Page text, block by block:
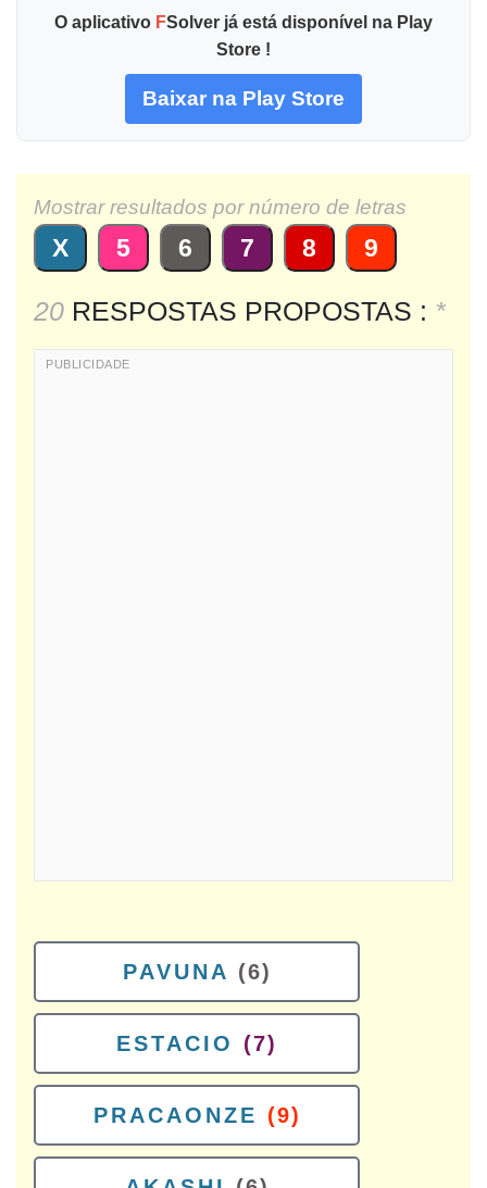
O aplicativo FSolver já está disponível na Play
Store !
Baixar na Play Store
Mostrar resultados por número de letras
X 5 6 7 8 9
20 RESPOSTAS PROPOSTAS : *
PAVUNA (6)
ESTACIO (7)
PRACAONZE (9)